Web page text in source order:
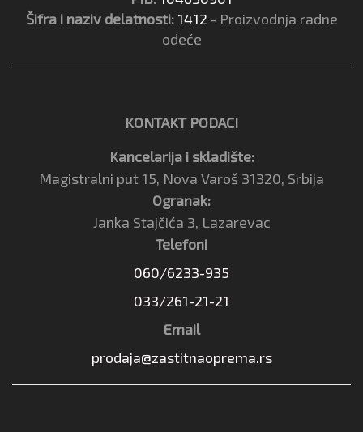
Šifra i naziv delatnosti: 1412 - Proizvodnja radne
odeće
KONTAKT PODACI
Kancelarija i skladište:
Magistralni put 15, Nova Varoš 31320, Srbija
Ogranak:
Janka Stajčića 3, Lazarevac
Telefoni
060/6233-935
033/261-21-21
Email
prodaja@zastitnaoprema.rs